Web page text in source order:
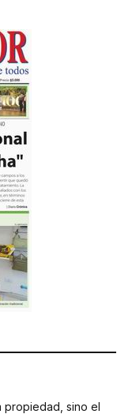
propiedad, sino el